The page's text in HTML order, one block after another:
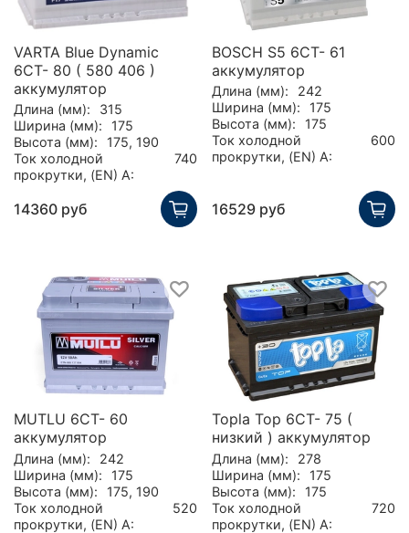
VARTA Blue Dynamic
6CT- 80 ( 580 406 )
аккумулятор
Длина (мм):
315
Ширина (мм):
175
Высота (мм):
175, 190
Ток холодной
прокрутки, (EN) А:
740
14360 руб
BOSCH S5 6CT- 61
аккумулятор
Длина (мм):
242
Ширина (мм):
175
Высота (мм):
175
Ток холодной
прокрутки, (EN) А:
600
16529 руб
MUTLU 6СТ- 60
аккумулятор
Длина (мм):
242
Ширина (мм):
175
Высота (мм):
175, 190
Ток холодной
прокрутки, (EN) А:
520
Topla Top 6CT- 75 (
низкий ) аккумулятор
Длина (мм):
278
Ширина (мм):
175
Высота (мм):
175
Ток холодной
прокрутки, (EN) А:
720